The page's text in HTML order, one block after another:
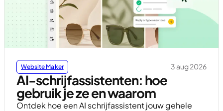
Website Maker 3 aug 2026
AI-schrijfassistenten: hoe
gebruik je ze en waarom
Ontdek hoe een AI schrijfassistent jouw gehele